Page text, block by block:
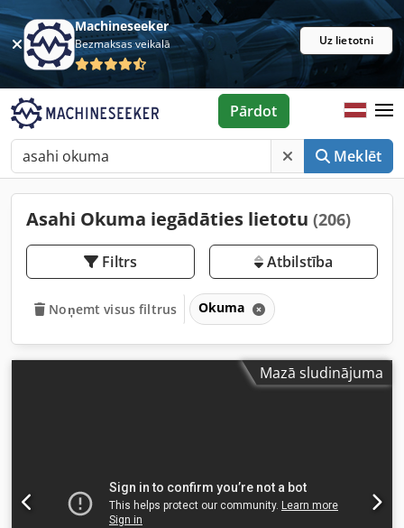
Machineseeker
Bezmaksas veikalā Uz lietotni
Meklēt
Pārdot
Asahi Okuma iegādāties lietotu (206)
Filtrs Atbilstība
Noņemt visus filtrus Okuma
Mazā sludinājuma